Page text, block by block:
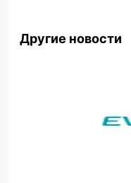
Другие новости